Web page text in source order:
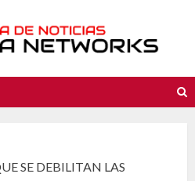
SE DEBILITAN LAS